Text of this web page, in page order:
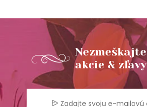
Nezmeškajte
akcie & zľavy